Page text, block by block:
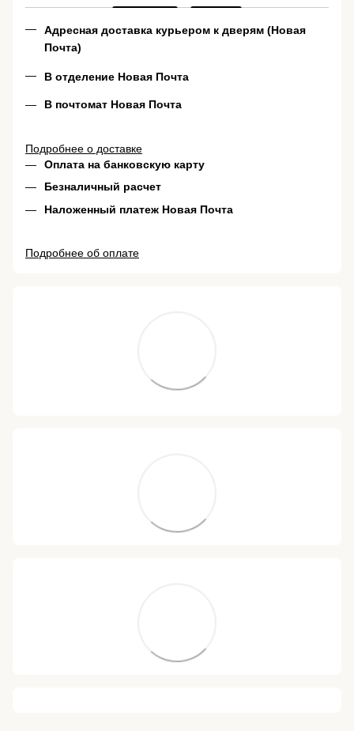
Адресная доставка курьером к дверям (Новая
Почта)
В отделение Новая Почта
В почтомат Новая Почта
Подробнее о доставке
Оплата на банковскую карту
Безналичный расчет
Наложенный платеж Новая Почта
Подробнее об оплате